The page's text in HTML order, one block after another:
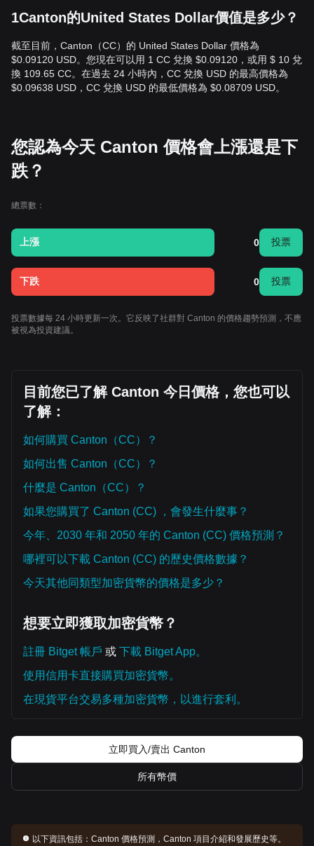
1Canton的United States Dollar價值是多少？
截至目前，Canton（CC）的 United States Dollar 價格為
$0.09120 USD。您現在可以用 1 CC 兌換 $0.09120，或用 $ 10 兌
換 109.65 CC。在過去 24 小時內，CC 兌換 USD 的最高價格為
$0.09638 USD，CC 兌換 USD 的最低價格為 $0.08709 USD。
您認為今天 Canton 價格會上漲還是下
跌？
總票數：
上漲 0 投票
下跌 0 投票
投票數據每 24 小時更新一次。它反映了社群對 Canton 的價格趨勢預測，不應
被視為投資建議。
目前您已了解 Canton 今日價格，您也可以
了解：
如何購買 Canton（CC）？
如何出售 Canton（CC）？
什麼是 Canton（CC）？
如果您購買了 Canton (CC) ，會發生什麼事？
今年、2030 年和 2050 年的 Canton (CC) 價格預測？
哪裡可以下載 Canton (CC) 的歷史價格數據？
今天其他同類型加密貨幣的價格是多少？
想要立即獲取加密貨幣？
註冊 Bitget 帳戶 或 下載 Bitget App。
使用信用卡直接購買加密貨幣。
在現貨平台交易多種加密貨幣，以進行套利。
立即買入/賣出 Canton
所有幣價
以下資訊包括： Canton 價格預測，Canton 項目介紹和發展歷史等。